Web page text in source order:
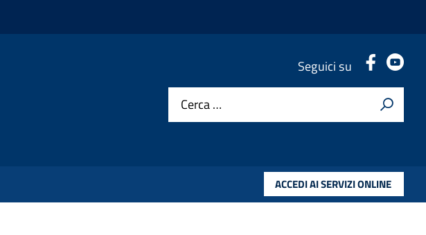
Seguici su . .
Cerca …
ACCEDI AI SERVIZI ONLINE